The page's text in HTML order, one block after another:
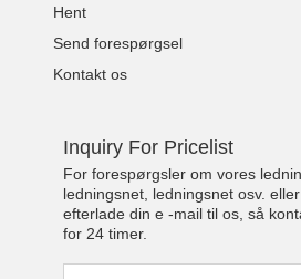
Hent
Send forespørgsel
Kontakt os
Inquiry For Pricelist
For forespørgsler om vores
ledningsnet, ledningsnet osv.
efterlade din e -mail til os, så
for 24 timer.